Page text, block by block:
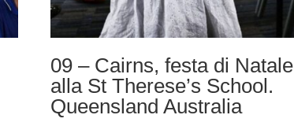
09 – Cairns, festa di Natale
alla St Therese’s School.
Queensland Australia